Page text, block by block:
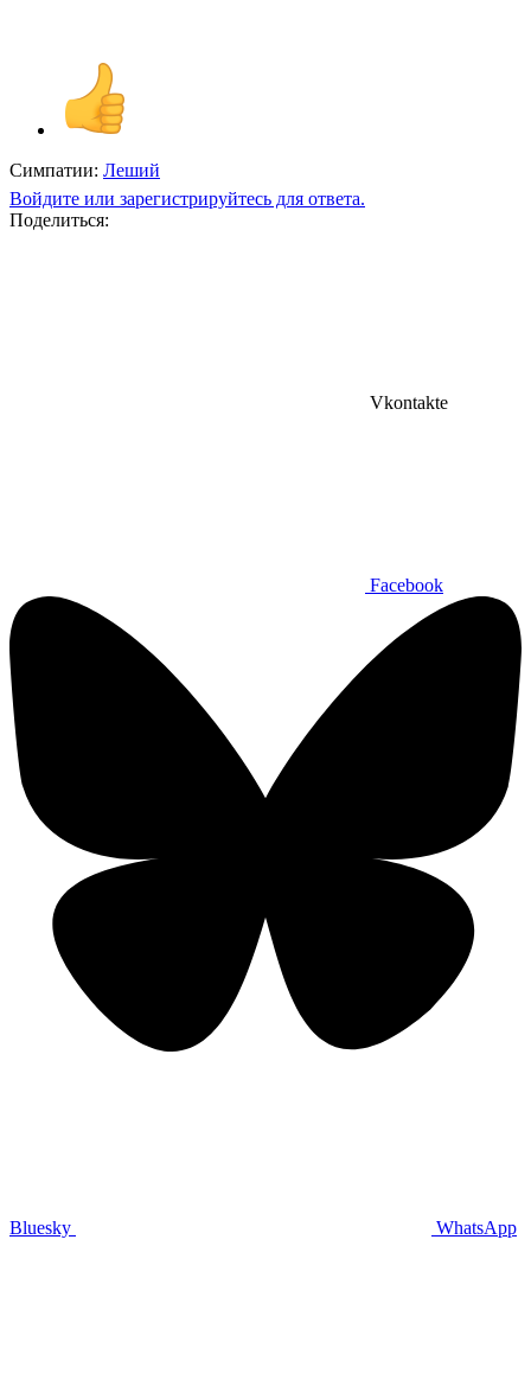
Симпатии: Леший
Войдите или зарегистрируйтесь для ответа.
Поделиться:
Vkontakte
Facebook
Bluesky WhatsApp